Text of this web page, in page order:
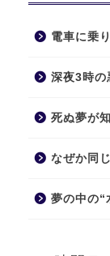
電車に乗
深夜3時の
死ぬ夢が
なぜか同
夢の中の“